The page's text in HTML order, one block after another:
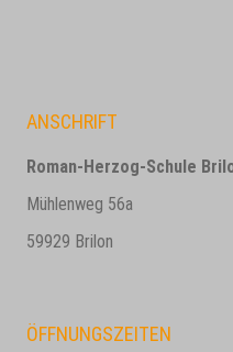
ANSCHRIFT
Roman-Herzog-Schule
Mühlenweg 56a
59929 Brilon
ÖFFNUNGSZEITEN